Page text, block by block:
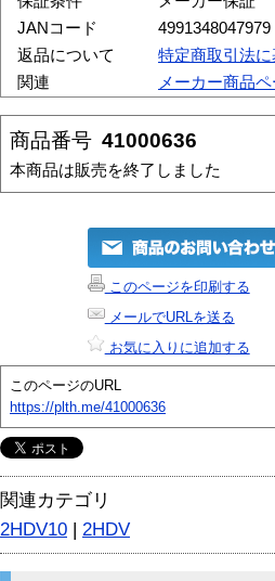
JANコード
4991348047979
返品について
特定商取引法
関連
メーカー商品
商品番号 41000636
本商品は販売を終了しました
このページを印刷する
メールでURLを送る
お気に入りに追加する
このページのURL
https://plth.me/41000636
関連カテゴリ
2HDV10 | 2HDV